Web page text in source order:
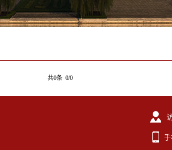
共0条 0/0